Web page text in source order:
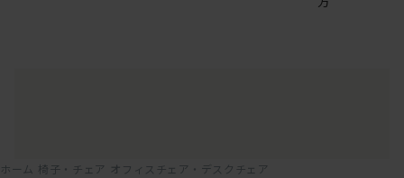
ホーム 椅子・チェア オフィスチェア・デスクチェア